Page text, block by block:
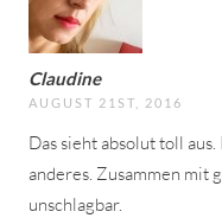
Claudine
AUGUST 21ST, 2016
Das sieht absolut toll
anderes. Zusammen mit
unschlagbar.